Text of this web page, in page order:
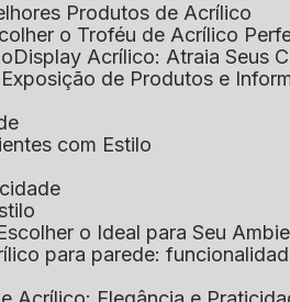
Produtos de Acrílico
o Troféu de Acrílico
Display Acrílico: Atraia Seus
de Produtos e
com Estilo
o Ideal para Seu
para parede: